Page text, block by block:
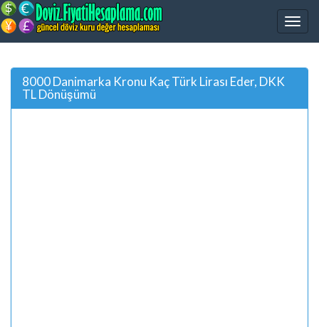
8000 Danimarka Kronu Kaç Türk Lirası Eder, DKK
TL Dönüşümü